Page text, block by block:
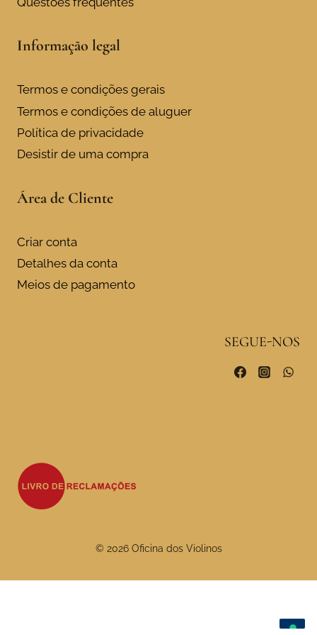
Informação legal
Termos e condições gerais
Termos e condições de aluguer
Política de privacidade
Desistir de uma compra
Área de Cliente
Criar conta
Detalhes da conta
Meios de pagamento
SEGUE-NOS
© 2026 Oficina dos Violinos